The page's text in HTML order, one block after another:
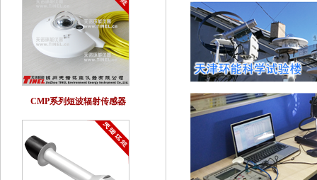
CMP系列短波辐射传感器